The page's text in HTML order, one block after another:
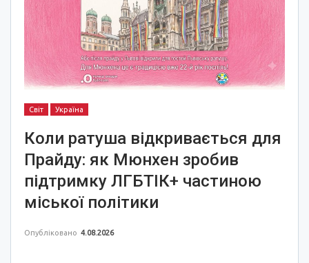
Світ Україна
Коли ратуша відкривається для
Прайду: як Мюнхен зробив
підтримку ЛГБТІК+ частиною
міської політики
Опубліковано 4.08.2026